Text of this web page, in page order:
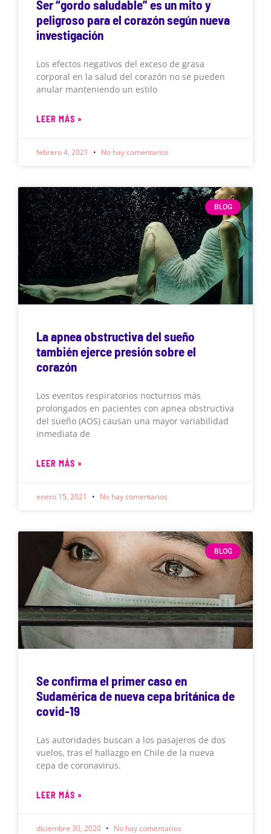
Ser “gordo saludable” es un mito y
peligroso para el corazón según nueva
investigación
Los efectos negativos del exceso de grasa
corporal en la salud del corazón no se pueden
anular manteniendo un estilo
LEER MÁS »
febrero 4, 2021 No hay comentarios
BLOG
La apnea obstructiva del sueño
también ejerce presión sobre el
corazón
Los eventos respiratorios nocturnos más
prolongados en pacientes con apnea obstructiva
del sueño (AOS) causan una mayor variabilidad
inmediata de
LEER MÁS »
enero 15, 2021 No hay comentarios
BLOG
Se confirma el primer caso en
Sudamérica de nueva cepa británica de
covid-19
Las autoridades buscan a los pasajeros de dos
vuelos, tras el hallazgo en Chile de la nueva
cepa de coronavirus.
LEER MÁS »
diciembre 30, 2020 No hay comentarios